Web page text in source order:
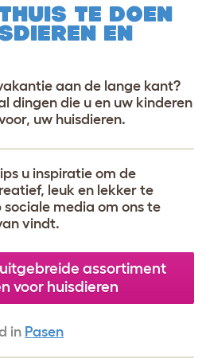
TE DOEN
EN
aan de lange kant?
dingen die u en uw kinderen
uw huisdieren.
u inspiratie om de
leuk en lekker te
media om ons te
vindt.
assortiment
voor huisdieren
in Pasen